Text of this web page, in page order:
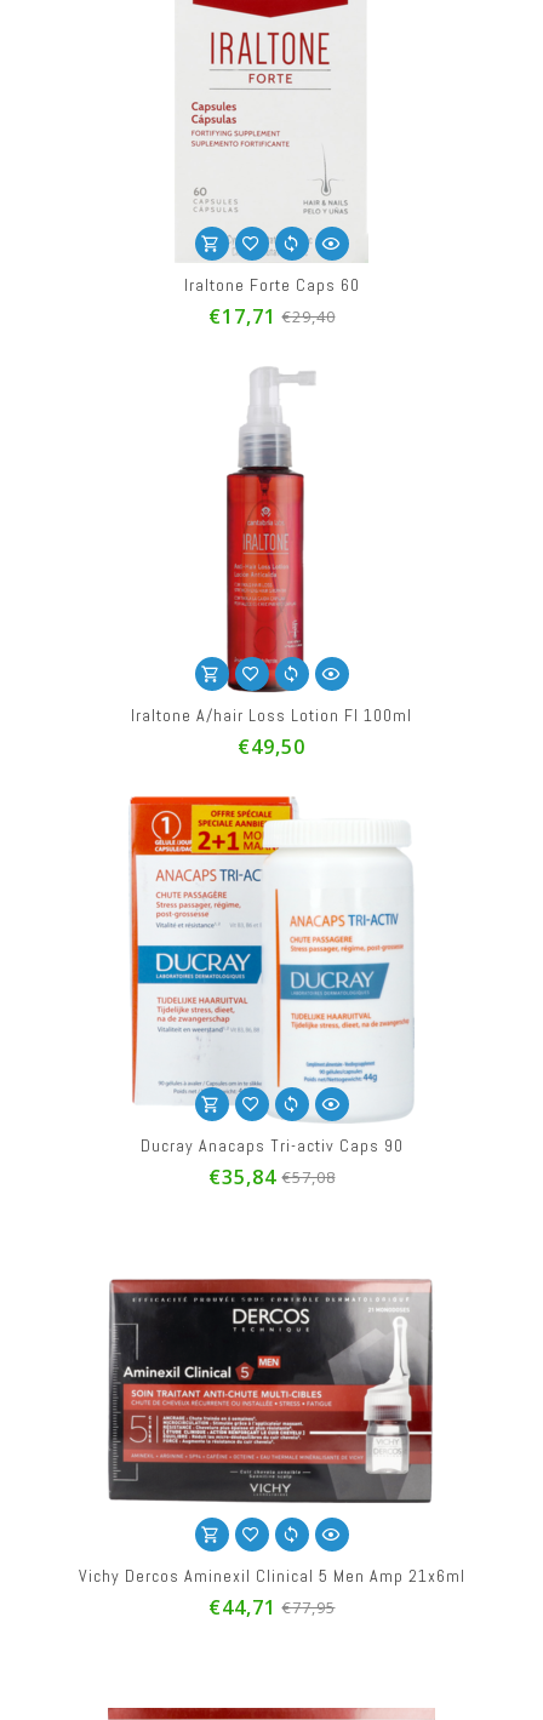
Iraltone Forte Caps 60
€17,71 €29,40
Iraltone A/hair Loss Lotion Fl 100ml
€49,50
Ducray Anacaps Tri-activ Caps 90
€35,84 €57,08
Vichy Dercos Aminexil Clinical 5 Men Amp 21x6ml
€44,71 €77,95